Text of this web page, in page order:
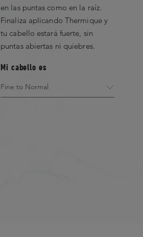
en las puntas como en la raíz.
Finaliza aplicando Thermique y
tu cabello estará fuerte, sin
puntas abiertas ni quiebres.
Mi cabello es